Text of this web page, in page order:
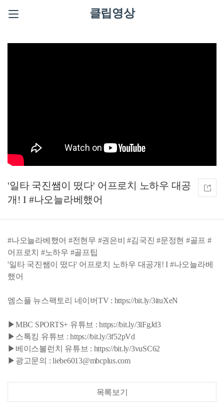
클립영상
'일타 국진쌤이 떴다' 어프로치 노하우 대공
개! I #나오늘라베했어
#나오늘라베했어 #전현무 #권은비 #김국진 #문정현 #골프 #
어프로치 #노하우 #골프팁
'일타 국진쌤이 떴다' 어프로치 노하우 대공개! I #나오늘라베
했어
엠스플 뉴스팩토리 네이버TV : https://bit.ly/3ituXeN
▶MBC SPORTS+ 유튜브 : https://bit.ly/3lFgJd3
▶스톡킹 유튜브 : https://bit.ly/3f52pVd
▶베이스볼런치 유튜브 : https://bit.ly/3vuSC62
▶광고문의 : liebe6013@mbcplus.com
목록보기